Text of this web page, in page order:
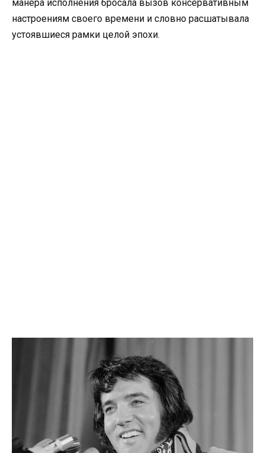
манера исполнения бросала вызов консервативным
настроениям своего времени и словно расшатывала
устоявшиеся рамки целой эпохи.